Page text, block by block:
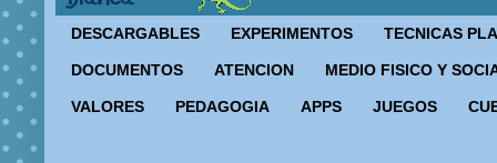
DESCARGABLES EXPERIMENTOS TECNICAS
DOCUMENTOS ATENCION MEDIO FISICO Y
VALORES PEDAGOGIA APPS JUEGOS